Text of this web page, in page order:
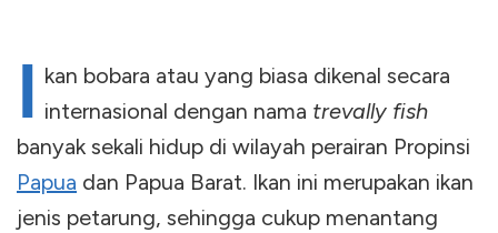
kan bobara atau yang biasa dikenal secara
internasional dengan nama trevally fish
banyak sekali hidup di wilayah perairan Propinsi
Papua dan Papua Barat. Ikan ini merupakan ikan
jenis petarung, sehingga cukup menantang